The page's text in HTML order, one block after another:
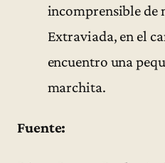
incomprensible de
Extraviada, en el
encuentro una
marchita.
Fuente: